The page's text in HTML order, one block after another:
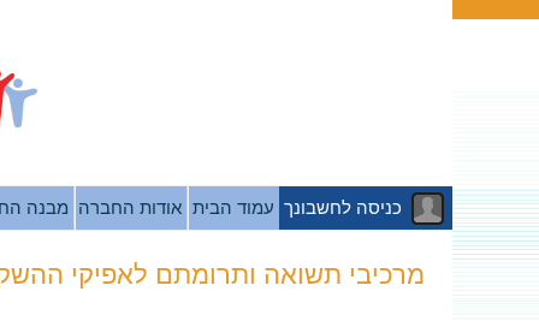
כניסה לחשבונך עמוד הבית אודות החברה מבנה
מרכיבי תשואה ותרומתם לאפיקי ההשקעה